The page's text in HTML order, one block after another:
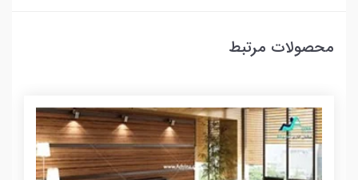
محصولات مرتبط